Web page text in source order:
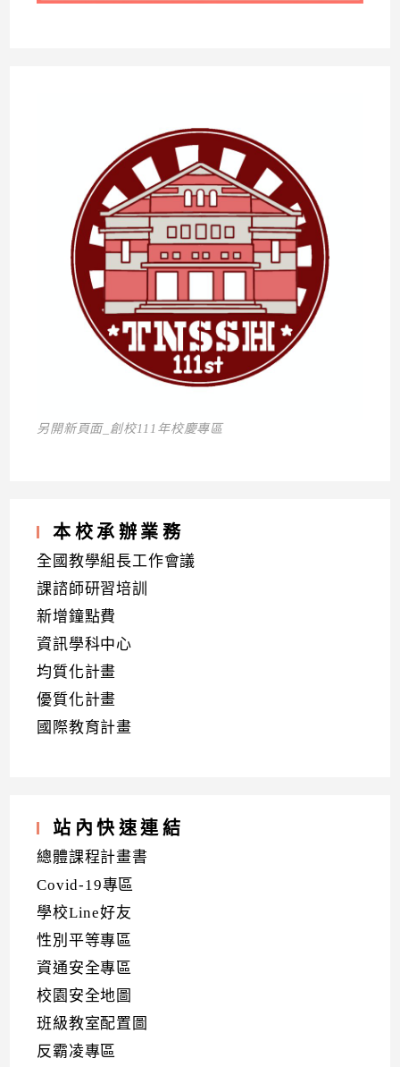
另開新頁面_創校111年校慶專區
本校承辦業務
全國教學組長工作會議
課諮師研習培訓
新增鐘點費
資訊學科中心
均質化計畫
優質化計畫
國際教育計畫
站內快速連結
總體課程計畫書
Covid-19專區
學校Line好友
性別平等專區
資通安全專區
校園安全地圖
班級教室配置圖
反霸凌專區